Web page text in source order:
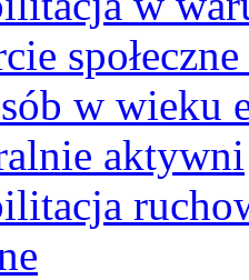
w wieku
aktywni